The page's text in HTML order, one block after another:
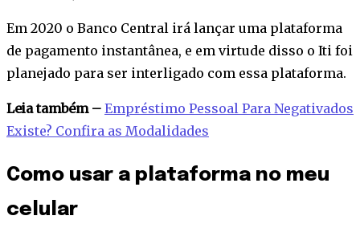
Em 2020 o Banco Central irá lançar uma plataforma
de pagamento instantânea, e em virtude disso o Iti foi
planejado para ser interligado com essa plataforma.
Leia também – Empréstimo Pessoal Para Negativados
Existe? Confira as Modalidades
Como usar a plataforma no meu
celular